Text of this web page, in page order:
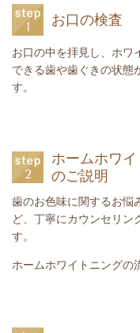
お口の検査
お口の中を拝見し、ホワ
できる歯や歯ぐきの状態
す。
ホームホワ
のご説明
歯のお色味に関するお悩
ど、丁寧にカウンセリン
す。
ホームホワイトニングの